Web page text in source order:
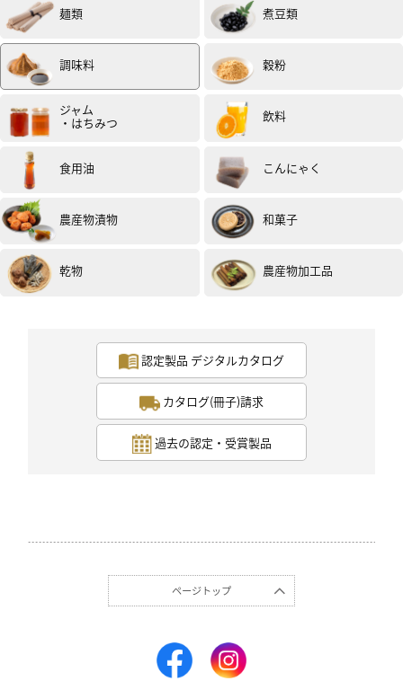
麺類 煮豆類
調味料 穀粉
ジャム
・はちみつ 飲料
食用油 こんにゃく
農産物漬物 和菓子
乾物 農産物加工品
認定製品 デジタルカタログ
カタログ(冊子)請求
過去の認定・受賞製品
ページトップ